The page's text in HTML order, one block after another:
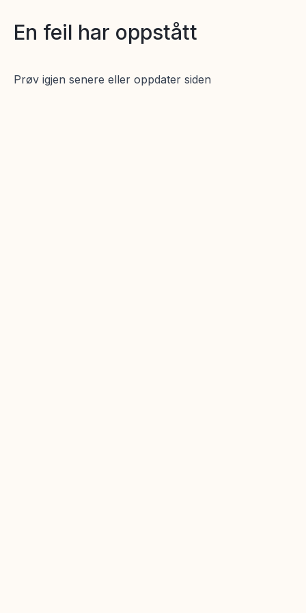
En feil har oppstått
Prøv igjen senere eller oppdater siden